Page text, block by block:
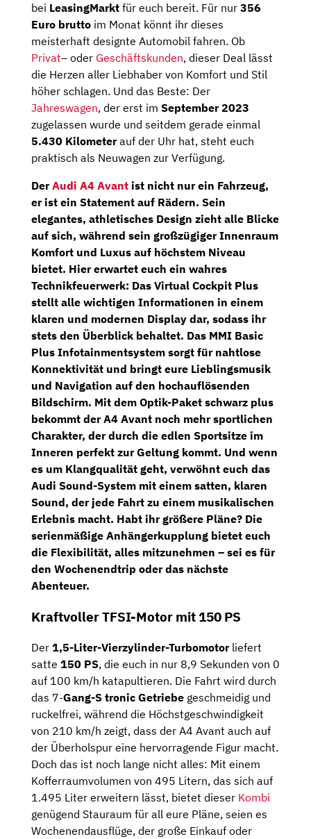
bei LeasingMarkt für euch bereit. Für nur 356
Euro brutto im Monat könnt ihr dieses
meisterhaft designte Automobil fahren. Ob
Privat– oder Geschäftskunden, dieser Deal lässt
die Herzen aller Liebhaber von Komfort und Stil
höher schlagen. Und das Beste: Der
Jahreswagen, der erst im September 2023
zugelassen wurde und seitdem gerade einmal
5.430 Kilometerauf der Uhr hat, steht euch
praktisch als Neuwagen zur Verfügung.
DerAudi A4 Avant ist nicht nur ein Fahrzeug,
er ist ein Statement auf Rädern. Sein
elegantes, athletisches Design zieht alle Blicke
auf sich, während sein großzügiger Innenraum
Komfort und Luxus auf höchstem Niveau
bietet. Hier erwartet euch ein wahres
Technikfeuerwerk: Das Virtual Cockpit Plus
stellt alle wichtigen Informationen in einem
klaren und modernen Display dar, sodass ihr
stets den Überblick behaltet. Das MMI Basic
Plus Infotainmentsystem sorgt für nahtlose
Konnektivität und bringt eure Lieblingsmusik
und Navigation auf den hochauflösenden
Bildschirm. Mit dem Optik-Paket schwarz plus
bekommt der A4 Avant noch mehr sportlichen
Charakter, der durch die edlen Sportsitze im
Inneren perfekt zur Geltung kommt. Und wenn
es um Klangqualität geht, verwöhnt euch das
Audi Sound-System mit einem satten, klaren
Sound, der jede Fahrt zu einem musikalischen
Erlebnis macht. Habt ihr größere Pläne? Die
serienmäßige Anhängerkupplung bietet euch
die Flexibilität, alles mitzunehmen – sei es für
den Wochenendtrip oder das nächste
Abenteuer.
Kraftvoller TFSI-Motor mit 150 PS
Der 1,5-Liter-Vierzylinder-Turbomotorliefert
satte 150 PS, die euch in nur 8,9 Sekunden von 0
auf 100 km/h katapultieren. Die Fahrt wird durch
das 7-Gang-S tronic Getriebe geschmeidig und
ruckelfrei, während die Höchstgeschwindigkeit
von 210 km/h zeigt, dass der A4 Avant auch auf
der Überholspur eine hervorragende Figur macht.
Doch das ist noch lange nicht alles: Mit einem
Kofferraumvolumen von 495 Litern, das sich auf
1.495 Liter erweitern lässt, bietet dieser Kombi
genügend Stauraum für all eure Pläne, seien es
Wochenendausflüge, der große Einkauf oder